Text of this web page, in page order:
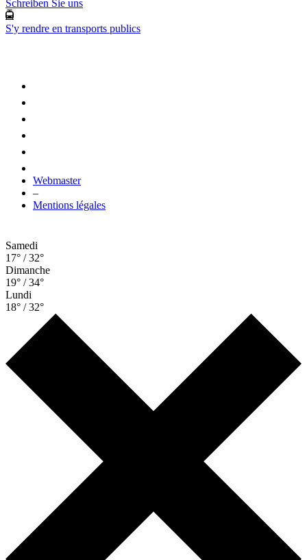
Schreiben Sie uns
S'y rendre en transports publics
Webmaster
–
Mentions légales
Samedi
17° / 32°
Dimanche
19° / 34°
Lundi
18° / 32°